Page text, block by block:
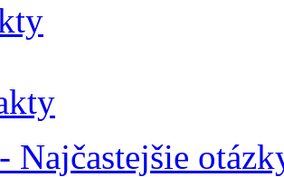
Najčastejšie